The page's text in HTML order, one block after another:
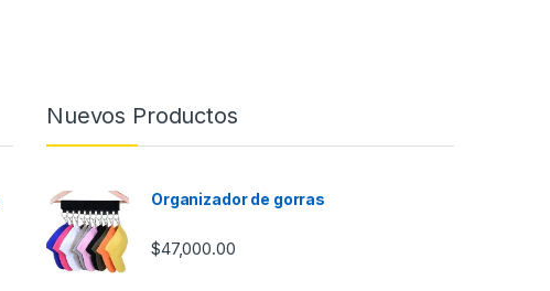
Nuevos Productos
Organizador de gorras
$47,000.00